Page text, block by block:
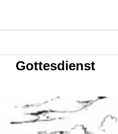
Gottesdienst